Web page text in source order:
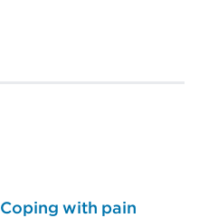
Coping with pain